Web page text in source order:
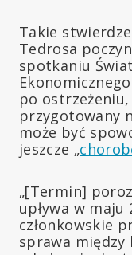
Takie
Tedrosa
spotkaniu
po
przygotowany
może być
jeszcze „
„[Termin]
upływa w maju
członkowskie
sprawa między